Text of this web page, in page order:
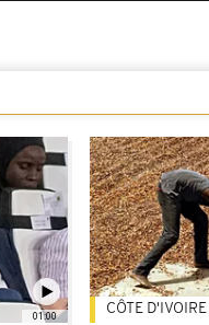
01:00 CÔTE D'IVOIRE